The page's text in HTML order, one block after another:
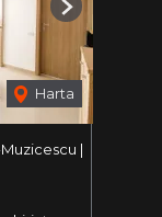
Harta
Next
|